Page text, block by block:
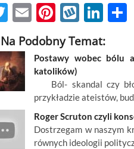
T
w
itt
er
E
m
ail
Pi
nt
er
es
t
W
k
p
Li
k
dI
n
Podobny Temat:
Postawy wobec bólu
katolików)
Ból- skandal czy
przykładzie ateistów,
Roger Scruton czyli
Dostrzegam w naszym
równych ideologii